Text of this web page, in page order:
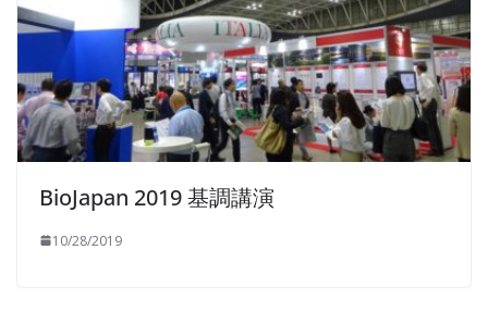
BioJapan 2019 基調講演
10/28/2019